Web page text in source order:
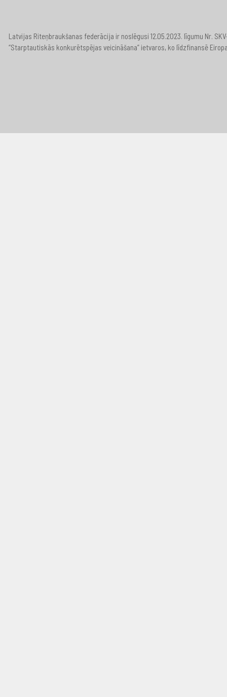
Latvijas Riteņbraukšanas federācija ir noslēgusi 12.05.2023. līgumu Nr.
“Starptautiskās konkurētspējas veicināšana” ietvaros, ko līdzfinansē